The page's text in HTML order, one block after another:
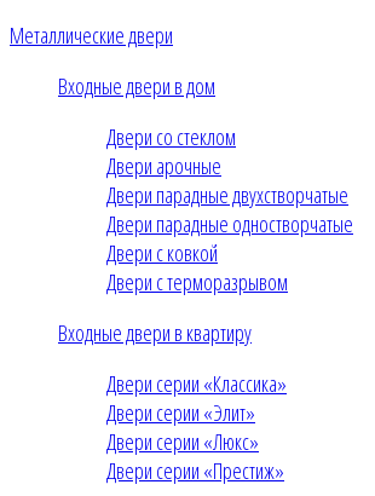
Металлические двери
Входные двери в дом
Двери со стеклом
Двери арочные
Двери парадные двухстворчатые
Двери парадные одностворчатые
Двери с ковкой
Двери с терморазрывом
Входные двери в квартиру
Двери серии «Классика»
Двери серии «Элит»
Двери серии «Люкс»
Двери серии «Престиж»